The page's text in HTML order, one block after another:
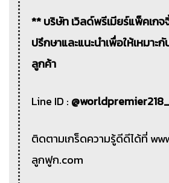
** บริษัท เวิลด์พรีเมียร์แพ็คเก
ปรึกษาและแนะนำเพื่อให้เหมาะ
ลูกค้า
Line ID :
ติดตามเกร็ดความรู้ดีดีได้ที่
ลูกฟูก.com